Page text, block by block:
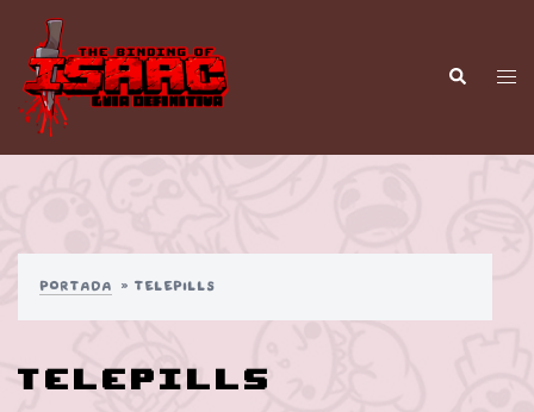
Saltar
contenido
Buscar
Portada » Telepills
Telepills